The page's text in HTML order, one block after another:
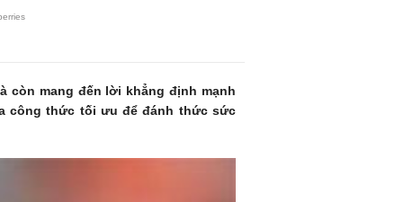
còn mang đến lời khẳng định mạnh
công thức tối ưu để đánh thức sức